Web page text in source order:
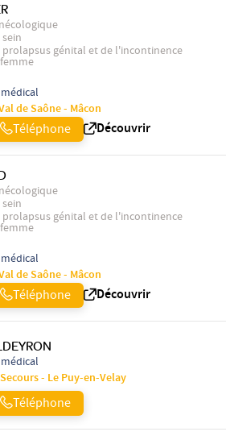
génital et de l'incontinence
de Saône - Mâcon
Téléphone Découvrir
génital et de l'incontinence
de Saône - Mâcon
Téléphone Découvrir
- Le Puy-en-Velay
Téléphone